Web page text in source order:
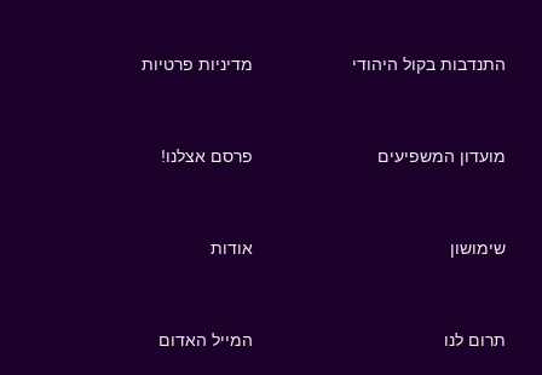
התנדבות בקול היהודי מדיניות פרטיות
מועדון המשפיעים פרסם אצלנו!
שימושון אודות
תרום לנו המייל האדום